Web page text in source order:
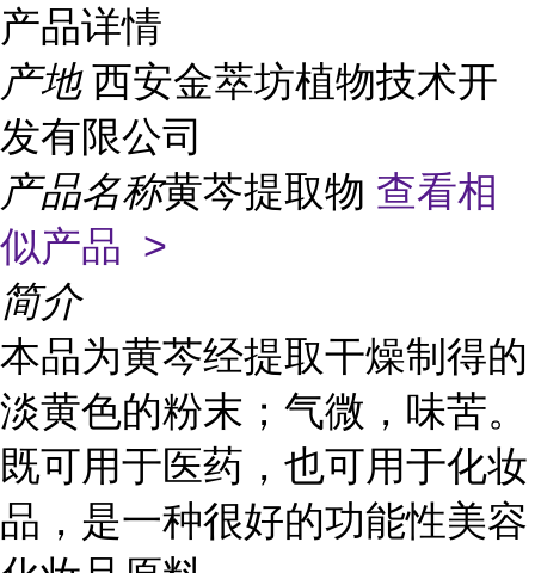
产品详情
产地 西安金萃坊植物技术开
发有限公司
产品名称黄芩提取物 查看相
似产品 >
简介
本品为黄芩经提取干燥制得的
淡黄色的粉末；气微，味苦。
既可用于医药，也可用于化妆
品，是一种很好的功能性美容